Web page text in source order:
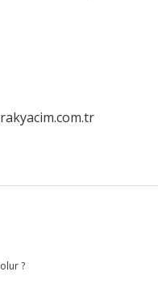
?